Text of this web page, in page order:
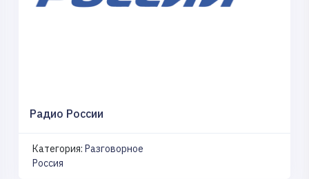
Радио России
Категория: Разговорное
Россия